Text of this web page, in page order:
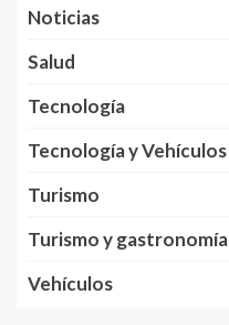
Noticias
Salud
Tecnología
Tecnología y Vehículos
Turismo
Turismo y gastronomía
Vehículos